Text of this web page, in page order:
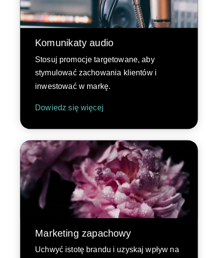
Komunikaty audio
Stosuj promocje targetowane, aby
stymulować zachowania klientów i
inwestować w markę.
Dowiedz się więcej
Marketing zapachowy
Uchwyć istotę brandu i uzyskaj wpływ na